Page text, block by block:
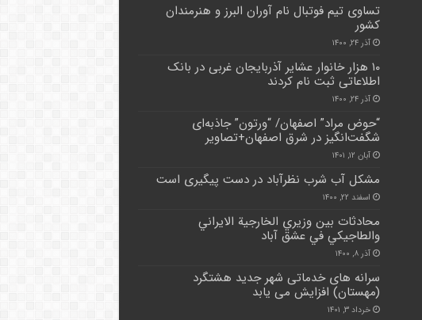
تساوی تیم فوتبال نام آوران البرز و هنرمندان
کشور
آذر ۲۴, ۱۴۰۰
۱۰ هزار خانوار عشایر آذربایجان غربی در بانک
اطلاعاتی ثبت نام کردند
آذر ۲۴, ۱۴۰۰
“حوض مراد” اصفهان/ “ورتون” جاذبه‌ای
شگفت‌انگیز در شرق اصفهان+تصاویر
آبان ۱۲, ۱۴۰۱
مشکل آب شرب نظرآباد در دست پیگیری است
اسفند ۲۲, ۱۴۰۰
محادثات بين وزيري الخارجية الايراني
والطاجيكي في عشق آباد
آذر ۸, ۱۴۰۰
سرانه های خدماتی شهر جدید هشتگرد
(مهستان) افزایش می یابد
خرداد ۳, ۱۴۰۱